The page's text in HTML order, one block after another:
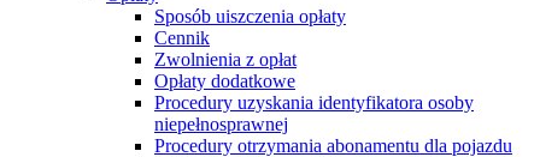
Sposób uiszczenia opłaty
Cennik
Zwolnienia z opłat
Opłaty dodatkowe
Procedury uzyskania identyfikatora osoby
niepełnosprawnej
Procedury otrzymania abonamentu dla pojazdu